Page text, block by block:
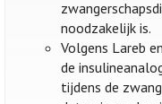
noodzakelijk is.
Volgens Lareb
de
tijdens de